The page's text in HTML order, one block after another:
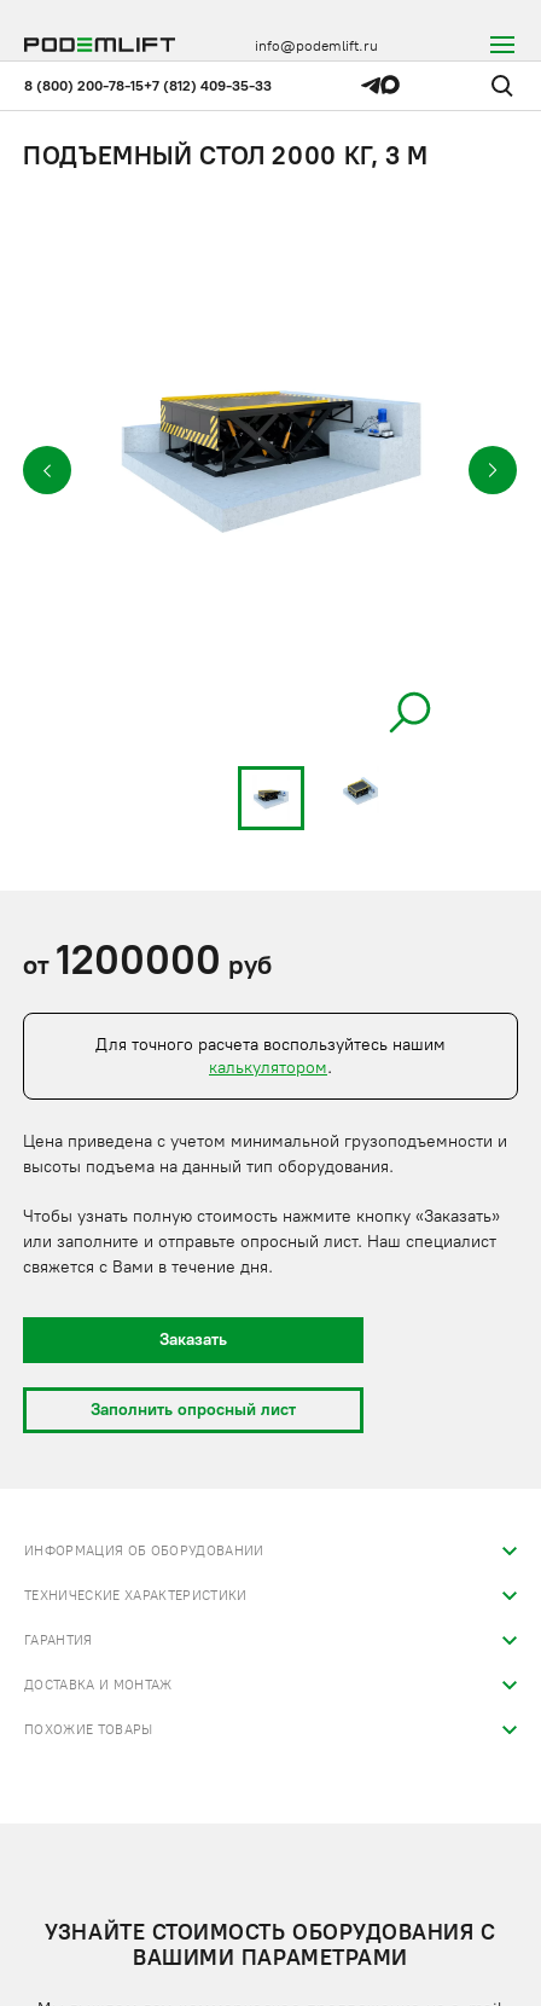
8 (800) 200-78-15+7 (812) 409-35-33
info@podemlift.ru
ПОДЪЕМНЫЙ СТОЛ 2000 КГ, 3 М
от 1200000 руб
Для точного расчета воспользуйтесь нашим
калькулятором.
Цена приведена с учетом минимальной грузоподъемности и
высоты подъема на данный тип оборудования.
Чтобы узнать полную стоимость нажмите кнопку «Заказать»
или заполните и отправьте опросный лист. Наш специалист
свяжется с Вами в течение дня.
Заказать
Заполнить опросный лист
ИНФОРМАЦИЯ ОБ ОБОРУДОВАНИИ
ТЕХНИЧЕСКИЕ ХАРАКТЕРИСТИКИ
ГАРАНТИЯ
ДОСТАВКА И МОНТАЖ
ПОХОЖИЕ ТОВАРЫ
УЗНАЙТЕ СТОИМОСТЬ ОБОРУДОВАНИЯ С
ВАШИМИ ПАРАМЕТРАМИ